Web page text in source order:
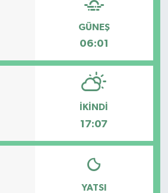
GÜNEŞ
06:01
İKINDI
17:07
YATSI